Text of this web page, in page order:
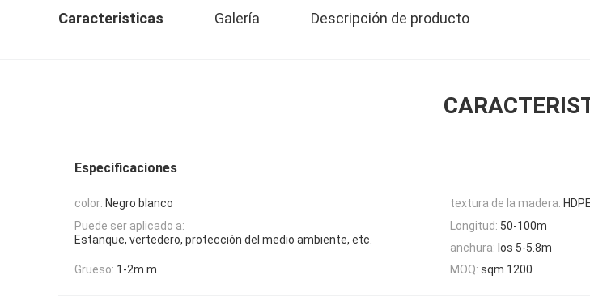
Caracteristicas Galería Descripción de producto
Especificaciones
color: Negro blanco textura de la madera: HDPE
Puede ser aplicado a:
Estanque, vertedero, protección del medio ambiente, etc.
Longitud: 50-100m
anchura: los 5-5.8m
Grueso: 1-2m m MOQ: sqm 1200